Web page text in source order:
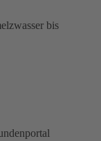
bis